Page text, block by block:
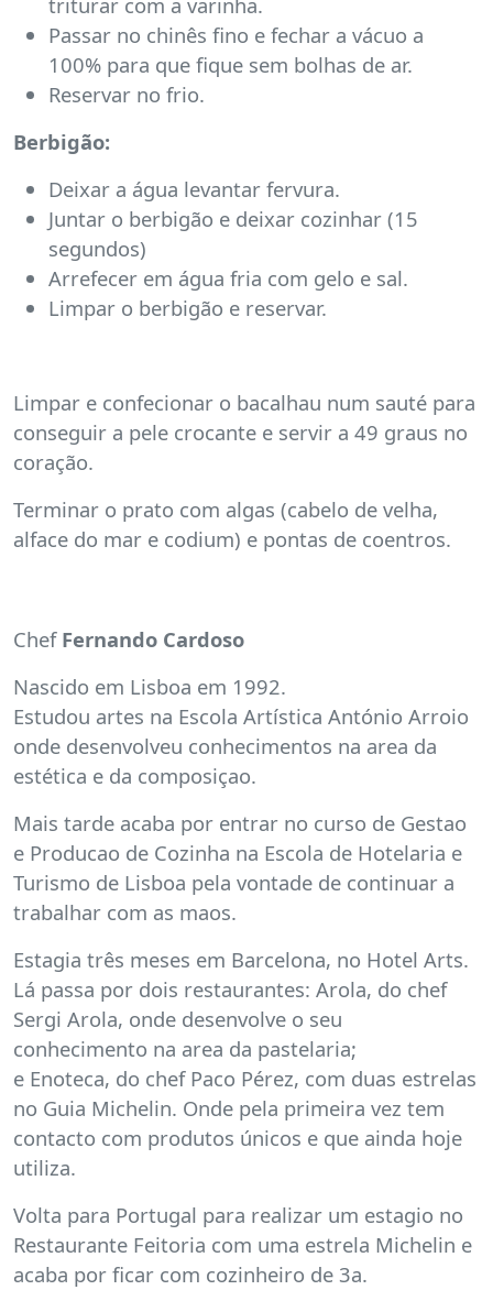
Passar no chinês fino e fechar a vácuo a
100% para que fique sem bolhas de ar.
Reservar no frio.
Berbigão:
Deixar a água levantar fervura.
Juntar o berbigão e deixar cozinhar (15
segundos)
Arrefecer em água fria com gelo e sal.
Limpar o berbigão e reservar.
Limpar e confecionar o bacalhau num sauté para
conseguir a pele crocante e servir a 49 graus no
coração.
Terminar o prato com algas (cabelo de velha,
alface do mar e codium) e pontas de coentros.
Chef Fernando Cardoso
Nascido em Lisboa em 1992.
Estudou artes na Escola Artística António Arroio
onde desenvolveu conhecimentos na area da
estética e da composiçao.
Mais tarde acaba por entrar no curso de Gestao
e Producao de Cozinha na Escola de Hotelaria e
Turismo de Lisboa pela vontade de continuar a
trabalhar com as maos.
Estagia três meses em Barcelona, no Hotel Arts.
Lá passa por dois restaurantes: Arola, do chef
Sergi Arola, onde desenvolve o seu
conhecimento na area da pastelaria;
e Enoteca, do chef Paco Pérez, com duas estrelas
no Guia Michelin. Onde pela primeira vez tem
contacto com produtos únicos e que ainda hoje
utiliza.
Volta para Portugal para realizar um estagio no
Restaurante Feitoria com uma estrela Michelin e
acaba por ficar com cozinheiro de 3a.